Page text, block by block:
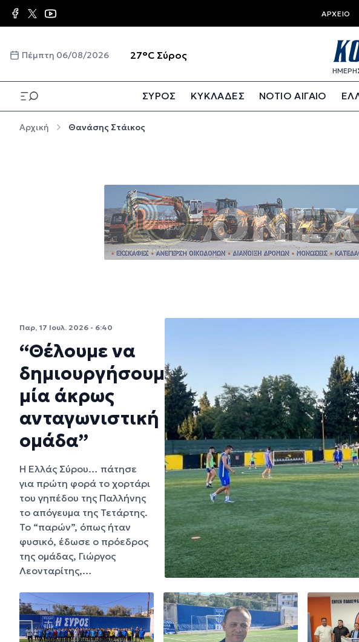
Παράκαμψη προς το κυρίως περιεχόμενο
ΑΡΧΕΊΟ
Πέμπτη 06/08/2026 27°C Σύρος
ΣΥΡΟΣ ΚΥΚΛΑΔΕΣ ΝΟΤΙΟ ΑΙΓΑΙΟ
Αρχική Θανάσης Στάικος
Παρ, 17 Ιουλ. 2026 - 6:40
“Θέλουμε να
δημιουργήσουμε
μία άκρως
ανταγωνιστική
ομάδα”
Η Ελλάς Σύρου… πάτησε
για πρώτη φορά το χορτάρι
του γηπέδου της Παλλήνης
το απόγευμα της Τετάρτης.
Το “παρών”, όπως ήταν
φυσικό, έδωσε ο πρόεδρος
της ομάδας, Γιώργος
Λεονταρίτης,…